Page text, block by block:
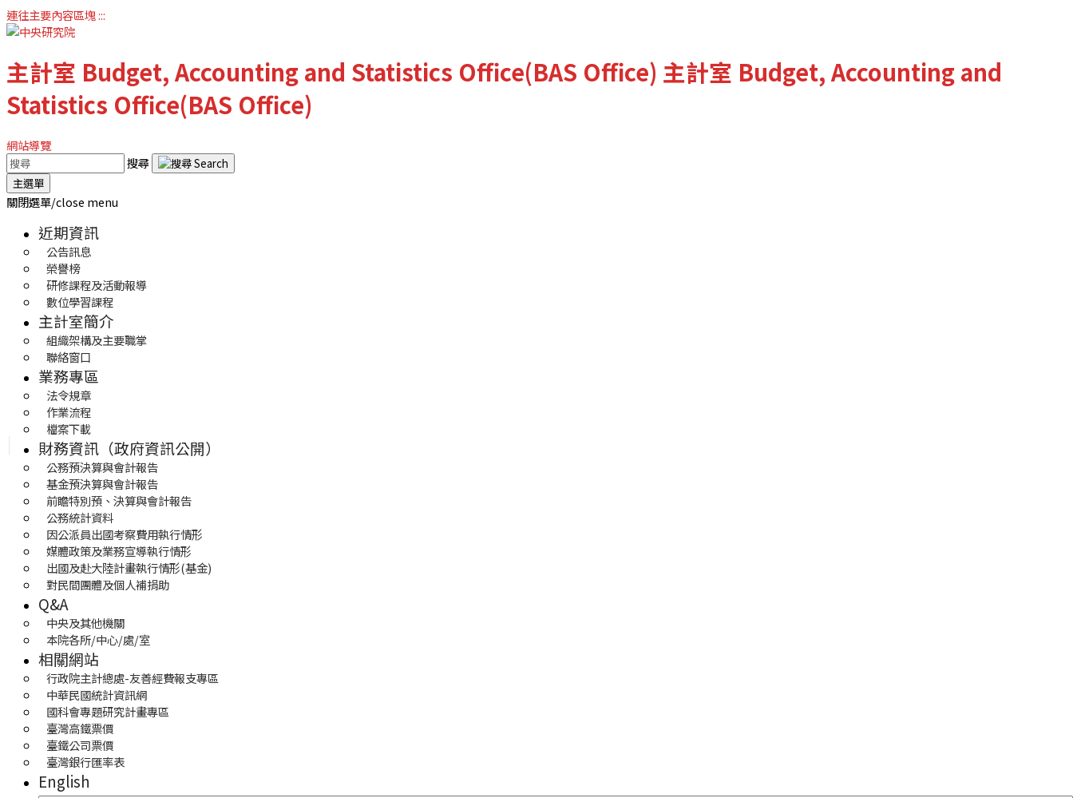
連往主要內容區塊:::
主計室 Budget, Accounting and Statistics Office(BAS Office) 主計室 Budget, Accounting and
Statistics Office(BAS Office)
網站導覽
搜尋
主選單
關閉選單/close menu
近期資訊
公告訊息
榮譽榜
研修課程及活動報導
數位學習課程
主計室簡介
組織架構及主要職掌
聯絡窗口
業務專區
法令規章
作業流程
檔案下載
財務資訊（政府資訊公開）
公務預決算與會計報告
基金預決算與會計報告
前瞻特別預、決算與會計報告
公務統計資料
因公派員出國考察費用執行情形
媒體政策及業務宣導執行情形
出國及赴大陸計畫執行情形(基金)
對民間團體及個人補捐助
Q&A
中央及其他機關
本院各所/中心/處/室
相關網站
行政院主計總處-友善經費報支專區
中華民國統計資訊網
國科會專題研究計畫專區
臺灣高鐵票價
臺鐵公司票價
臺灣銀行匯率表
English